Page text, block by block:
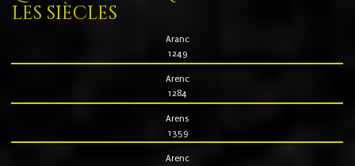
les siècles
Aranc
1249
Arenc
1284
Arens
1359
Arenc